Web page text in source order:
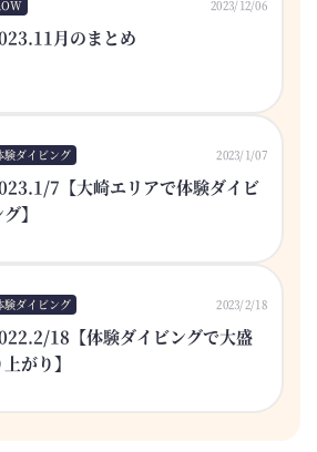
2023/12/06
月のまとめ
験ダイビング 2023/1/07
7【大崎エリアで体験ダイビ
】
験ダイビング 2023/2/18
18【体験ダイビングで大盛
上がり】